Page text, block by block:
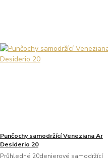
Punčochy samodržící Veneziana Ar
Desiderio 20
Průhledné 20denierové samodržící